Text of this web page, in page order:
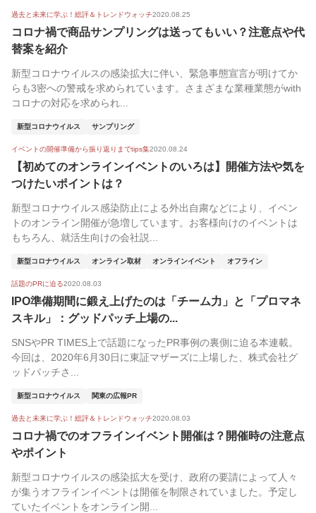
過去と未来に学ぶ！総評＆トレンドウォッチ2020.08.25
コロナ禍で商品サンプリングは送ってもいい？注意点や代
替案を紹介
新型コロナウイルスの感染拡大に伴い、緊急事態宣言が明けてか
らも3密への警戒を求められています。さまざまな業種業態がwith
コロナの対応を求められ...
新型コロナウイルス サンプリング
イベントの開催準備から振り返りまでtips集2020.08.24
【初めてのオンラインイベントのいろは】開催方法や気を
つけたいポイントは？
新型コロナウイルス感染防止による外出自粛などにより、イベン
トのオンライン開催が急増しています。お客様向けのイベントは
もちろん、就活生向けの会社説...
新型コロナウイルス オンライン取材 オンラインイベント オフライン
話題のPRに迫る2020.08.03
IPO準備期間に鍛え上げたのは「チーム力」と「プロマネ
スキル」：グッドパッチ上場の...
SNSやPR TIMES上で話題になったPR事例の裏側に迫る本連載。
今回は、2020年6月30日に東証マザーズに上場した、株式会社グ
ッドパッチさ...
新型コロナウイルス 関東の広報PR
過去と未来に学ぶ！総評＆トレンドウォッチ2020.08.03
コロナ禍でのオフラインイベント開催は？開催時の注意点
やポイント
新型コロナウイルスの感染拡大を受け、政府の要請によって人々
が集うオフラインイベントは開催を制限されていました。予定し
ていたイベントをオンライン開...